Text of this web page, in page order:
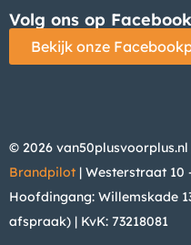
Volg ons op Facebook
Bekijk onze
© 2026
Brandpilot | Westerstraat 10
Hoofdingang: Willemskade
afspraak) | KvK: 73218081